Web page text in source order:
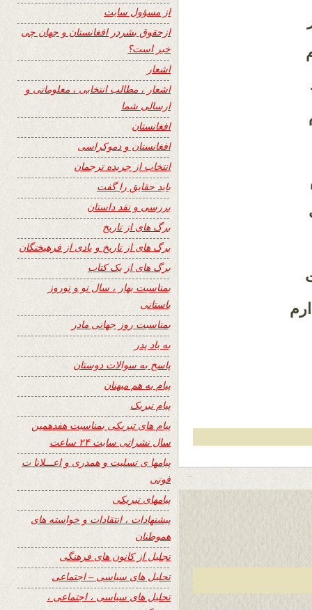
از مسؤول سایت
ازحقوق بشردر افغانستان و جهان چی
خبر است؟
اشعار
اشعار ، مطالب انتخابی ، معلوماتی و
ارسالی شما
افغانستان
افغانستان و دموکراسی
انتخاب از جریده ترجمان
باید حقایق را گفت
بررسی و نقد داستان
برگ های از تاریخ
برگ های از تاریخ و یادی از فرهیختگان
برگ های از یک کتاب
بمناسبت بهار ، سال نو و نوروز
باستانی
بمناسبت روز جهانی مادر
به یاد پدر
پاسخ به سوالات دوستان
پیام به هم میهنان
پیام تبریک
پیام های تبریکی بمناسبت هفدهمین
سال نشراتی سایت ۲۴ ساعت
پیامها ی تسلیت و همدری و اعـــلانا ت
فوتی
پیامهای تبریکی
پیشنهادات ، انتقادات و خواسته های
هموطنان
تجلیل از کانون های فرهنگی
تحلیل های سیاسی – اجتماعی
تحلیل های سیاسی ، اجتماعی ،